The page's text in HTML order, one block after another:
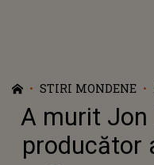
STIRI MONDENE
A murit Jon
producător